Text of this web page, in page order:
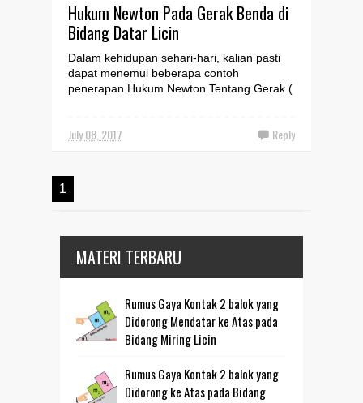
Hukum Newton Pada Gerak Benda di
Bidang Datar Licin
Dalam kehidupan sehari-hari, kalian pasti
dapat menemui beberapa contoh
penerapan Hukum Newton Tentang Gerak (
July 08, 2017 Reply
1
MATERI TERBARU
Rumus Gaya Kontak 2 balok yang
Didorong Mendatar ke Atas pada
Bidang Miring Licin
Rumus Gaya Kontak 2 balok yang
Didorong ke Atas pada Bidang